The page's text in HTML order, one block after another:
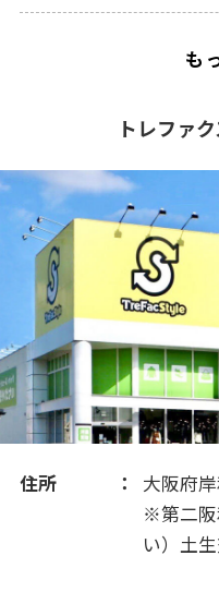
2021(72)
2020(163)
2019(74)
2018(67)
2017(191)
も
トレファ
住所
大阪府
※第二阪
い）土